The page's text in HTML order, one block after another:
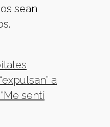
sean
a
sentí